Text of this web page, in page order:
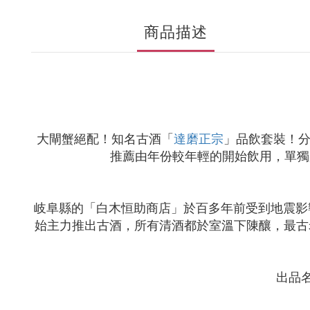
商品描述
大閘蟹絕配！知名古酒「達磨正宗 」品飲套裝！
推薦由年份較年輕的開始飲用，單
岐阜縣的「白木恒助商店」於百多年前受到地震
始主力推出古酒，所有清酒都於室溫下陳釀，最
出品